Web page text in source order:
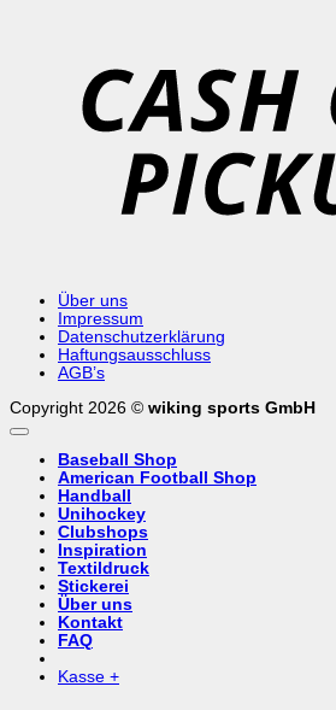
Über uns
Impressum
Datenschutzerklärung
Haftungsausschluss
AGB’s
Copyright 2026 © wiking sports GmbH
Baseball Shop
American Football Shop
Handball
Unihockey
Clubshops
Inspiration
Textildruck
Stickerei
Über uns
Kontakt
FAQ
Kasse +